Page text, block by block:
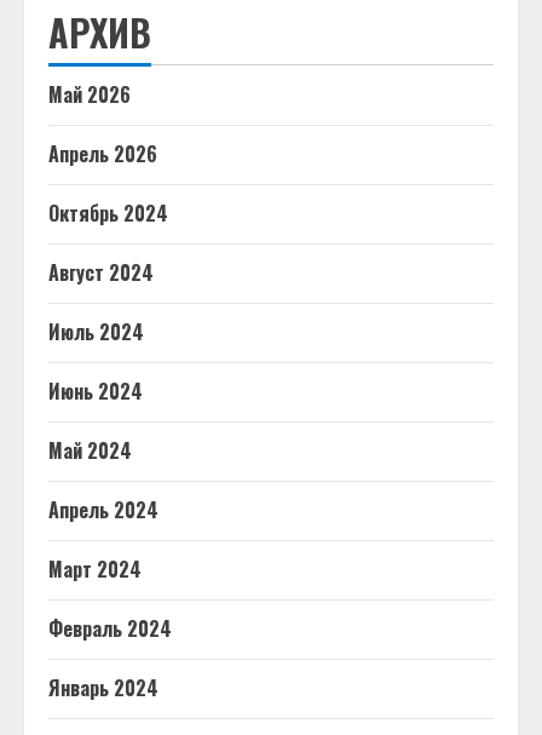
АРХИВ
Май 2026
Апрель 2026
Октябрь 2024
Август 2024
Июль 2024
Июнь 2024
Май 2024
Апрель 2024
Март 2024
Февраль 2024
Январь 2024